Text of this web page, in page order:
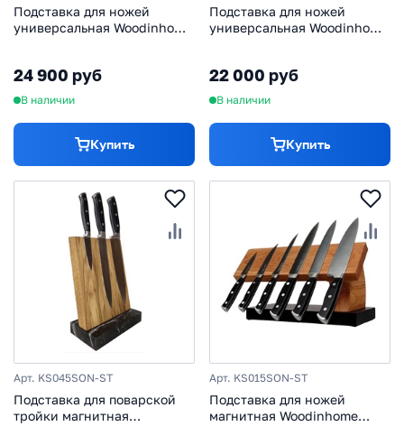
Подставка для ножей
универсальная Woodinhome
24 900 руб
В наличии
Купить
Подставка для ножей
универсальная Woodinhome
22 000 руб
В наличии
Купить
Арт. KS045SON-ST
Подставка для поварской
тройки магнитная
Арт. KS015SON-ST
Подставка для ножей
магнитная Woodinhome